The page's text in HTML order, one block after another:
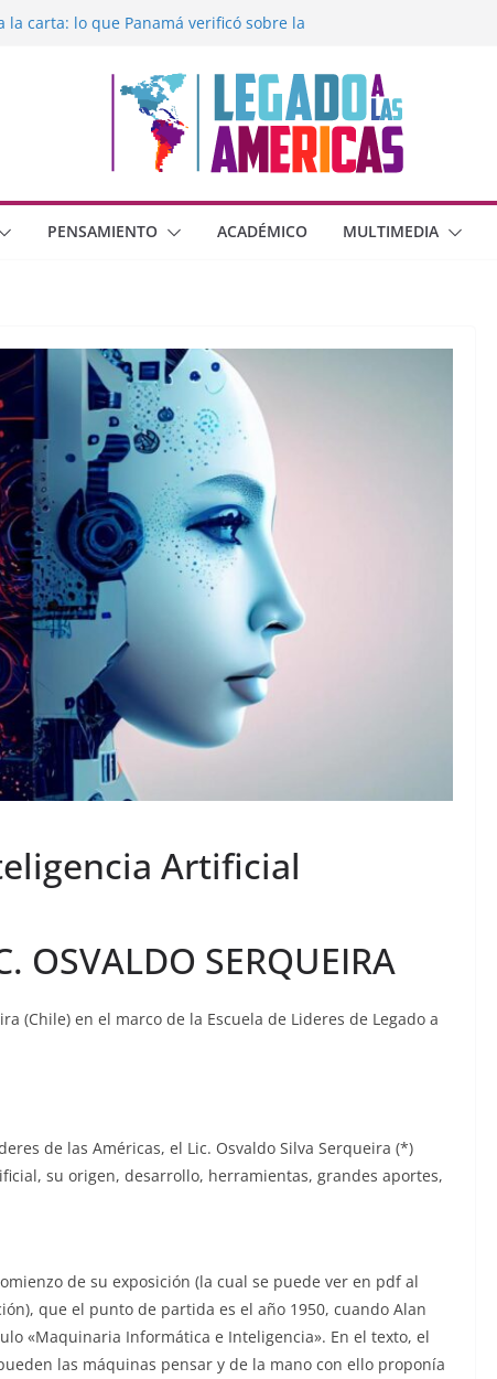
carta: lo que Panamá verificó sobre la
frente al crimen organizado y la
con Estados Unidos
dos dimensiones humanas?
PENSAMIENTO ACADÉMICO MULTIMEDIA
Artificial
OSVALDO SERQUEIRA
(Chile) en el marco de la Escuela de Lideres de Legado a
de las Américas, el Lic. Osvaldo Silva Serqueira (*)
su origen, desarrollo, herramientas, grandes aportes,
de su exposición (la cual se puede ver en pdf al
que el punto de partida es el año 1950, cuando Alan
«Maquinaria Informática e Inteligencia». En el texto, el
las máquinas pensar y de la mano con ello proponía